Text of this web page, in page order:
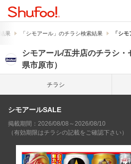
果 「シモアール」のチラシ検索結果 「シ
シモアール/五井店のチラシ・
県市原市）
チラシ
シモアールSALE
掲載期間：2026/08/08～2026/08/10
（有効期限はチラシの記載をご確認下さい）